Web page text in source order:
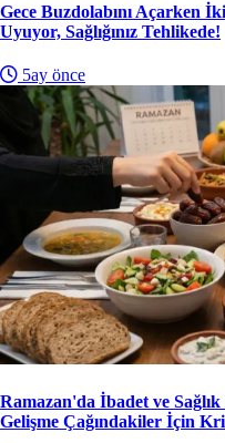
Gece Buzdolabını Açarken
Uyuyor, Sağlığınız Tehlikede!
5ay önce
Ramazan'da İbadet ve
Gelişme Çağındakiler İçin